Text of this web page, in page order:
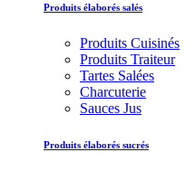
Produits élaborés salés
Produits Cuisinés
Produits Traiteur
Tartes Salées
Charcuterie
Sauces Jus
Produits élaborés sucrés